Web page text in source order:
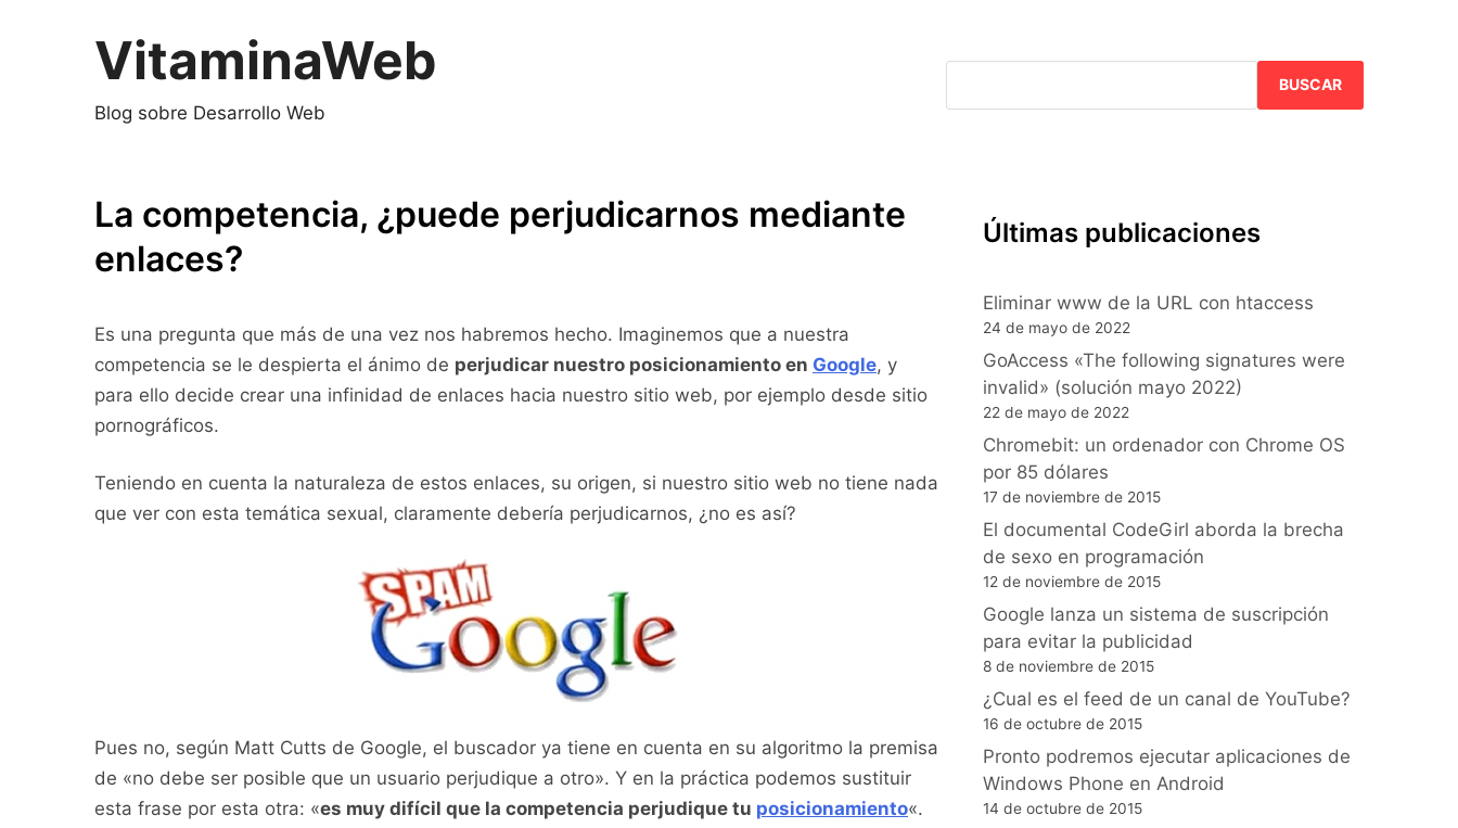
VitaminaWeb
Blog sobre Desarrollo Web
BUSCAR
La competencia, ¿puede perjudicarnos mediante
enlaces?
Es una pregunta que más de una vez nos habremos hecho. Imaginemos que a nuestra
competencia se le despierta el ánimo de perjudicar nuestro posicionamiento en Google, y
para ello decide crear una infinidad de enlaces hacia nuestro sitio web, por ejemplo desde sitio
pornográficos.
Teniendo en cuenta la naturaleza de estos enlaces, su origen, si nuestro sitio web no tiene nada
que ver con esta temática sexual, claramente debería perjudicarnos, ¿no es así?
Pues no, según Matt Cutts de Google, el buscador ya tiene en cuenta en su algoritmo la premisa
de «no debe ser posible que un usuario perjudique a otro». Y en la práctica podemos sustituir
esta frase por esta otra: «es muy difícil que la competencia perjudique tu posicionamiento«.
Últimas publicaciones
Eliminar www de la URL con htaccess
24 de mayo de 2022
GoAccess «The following signatures were
invalid» (solución mayo 2022)
22 de mayo de 2022
Chromebit: un ordenador con Chrome OS
por 85 dólares
17 de noviembre de 2015
El documental CodeGirl aborda la brecha
de sexo en programación
12 de noviembre de 2015
Google lanza un sistema de suscripción
para evitar la publicidad
8 de noviembre de 2015
¿Cual es el feed de un canal de YouTube?
16 de octubre de 2015
Pronto podremos ejecutar aplicaciones de
Windows Phone en Android
14 de octubre de 2015